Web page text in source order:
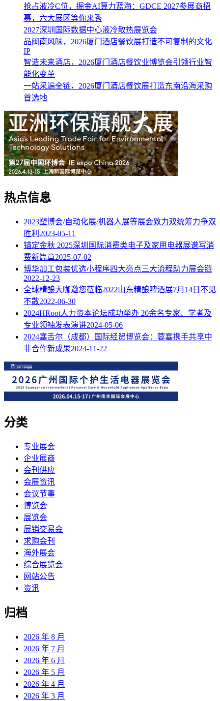
抢占液冷C位，掘金AI算力蓝海：GDCE 2027参展商招
募，六大展区等你来秀
2027深圳国际数据中心液冷散热展览会
品闽南风味，2026厦门酒店餐饮展打造不可复制的文化
IP
智造未来酒店，2026厦门酒店餐饮业博览会引领行业智
能化变革
一站采遍全链，2026厦门酒店餐饮展打造东南沿海采购
首选地
热点信息
2023塑博会/自动化展/机器人展等展会致力双统筹力争双
胜利 2023-05-11
锚定金秋 2025深圳国际消费类电子及家用电器展谱写消
费新篇章2025-07-02
博华加工包装优选小程序四大亮点三大流程助力展会链
2022-12-23
全球精酿大咖邀您莅临2022山东精酿啤酒展7月14日不见
不散2022-06-30
2024HRoot人力资本论坛成功举办 20余名专家、学者及
专业领袖发表演讲2024-05-06
2024塞舌尔（成都）国际经贸博览会：蓉塞携手共享中
非合作新成果2024-11-22
分类
专业展会
企业展商
会刊供应
会展资讯
会议节事
博览会
展览会
展销交易会
求购会刊
海外展会
综合展览会
网站公告
资讯
归档
2026 年 8 月
2026 年 7 月
2026 年 6 月
2026 年 5 月
2026 年 4 月
2026 年 3 月